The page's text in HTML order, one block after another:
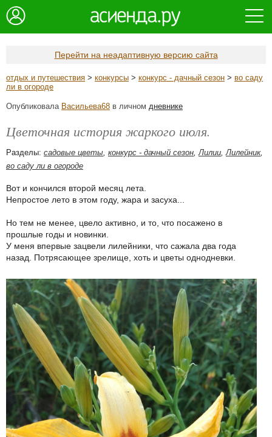
Перейти на неадаптивную версию сайта
отдых и путешествия > конкурсы > конкурс - дачный сезон > во саду
ли в огороде
Опубликовала Васильева68 в личном дневнике
Цветочная история жаркого июля.
Разделы: садовые цветы, конкурс - дачный сезон,Лилии,Лилейник,
во саду ли в огороде
Вот и кончился второй месяц лета.
Непростое лето в этом году, жара и засуха...
Но тем не менее, цвело активно, и то, что посажено в
прошлые годы и новинки.
У меня впервые зацвели лилейники, что сажала два года
назад. Потрясающее зрелище, хоть и цветы однодневки.